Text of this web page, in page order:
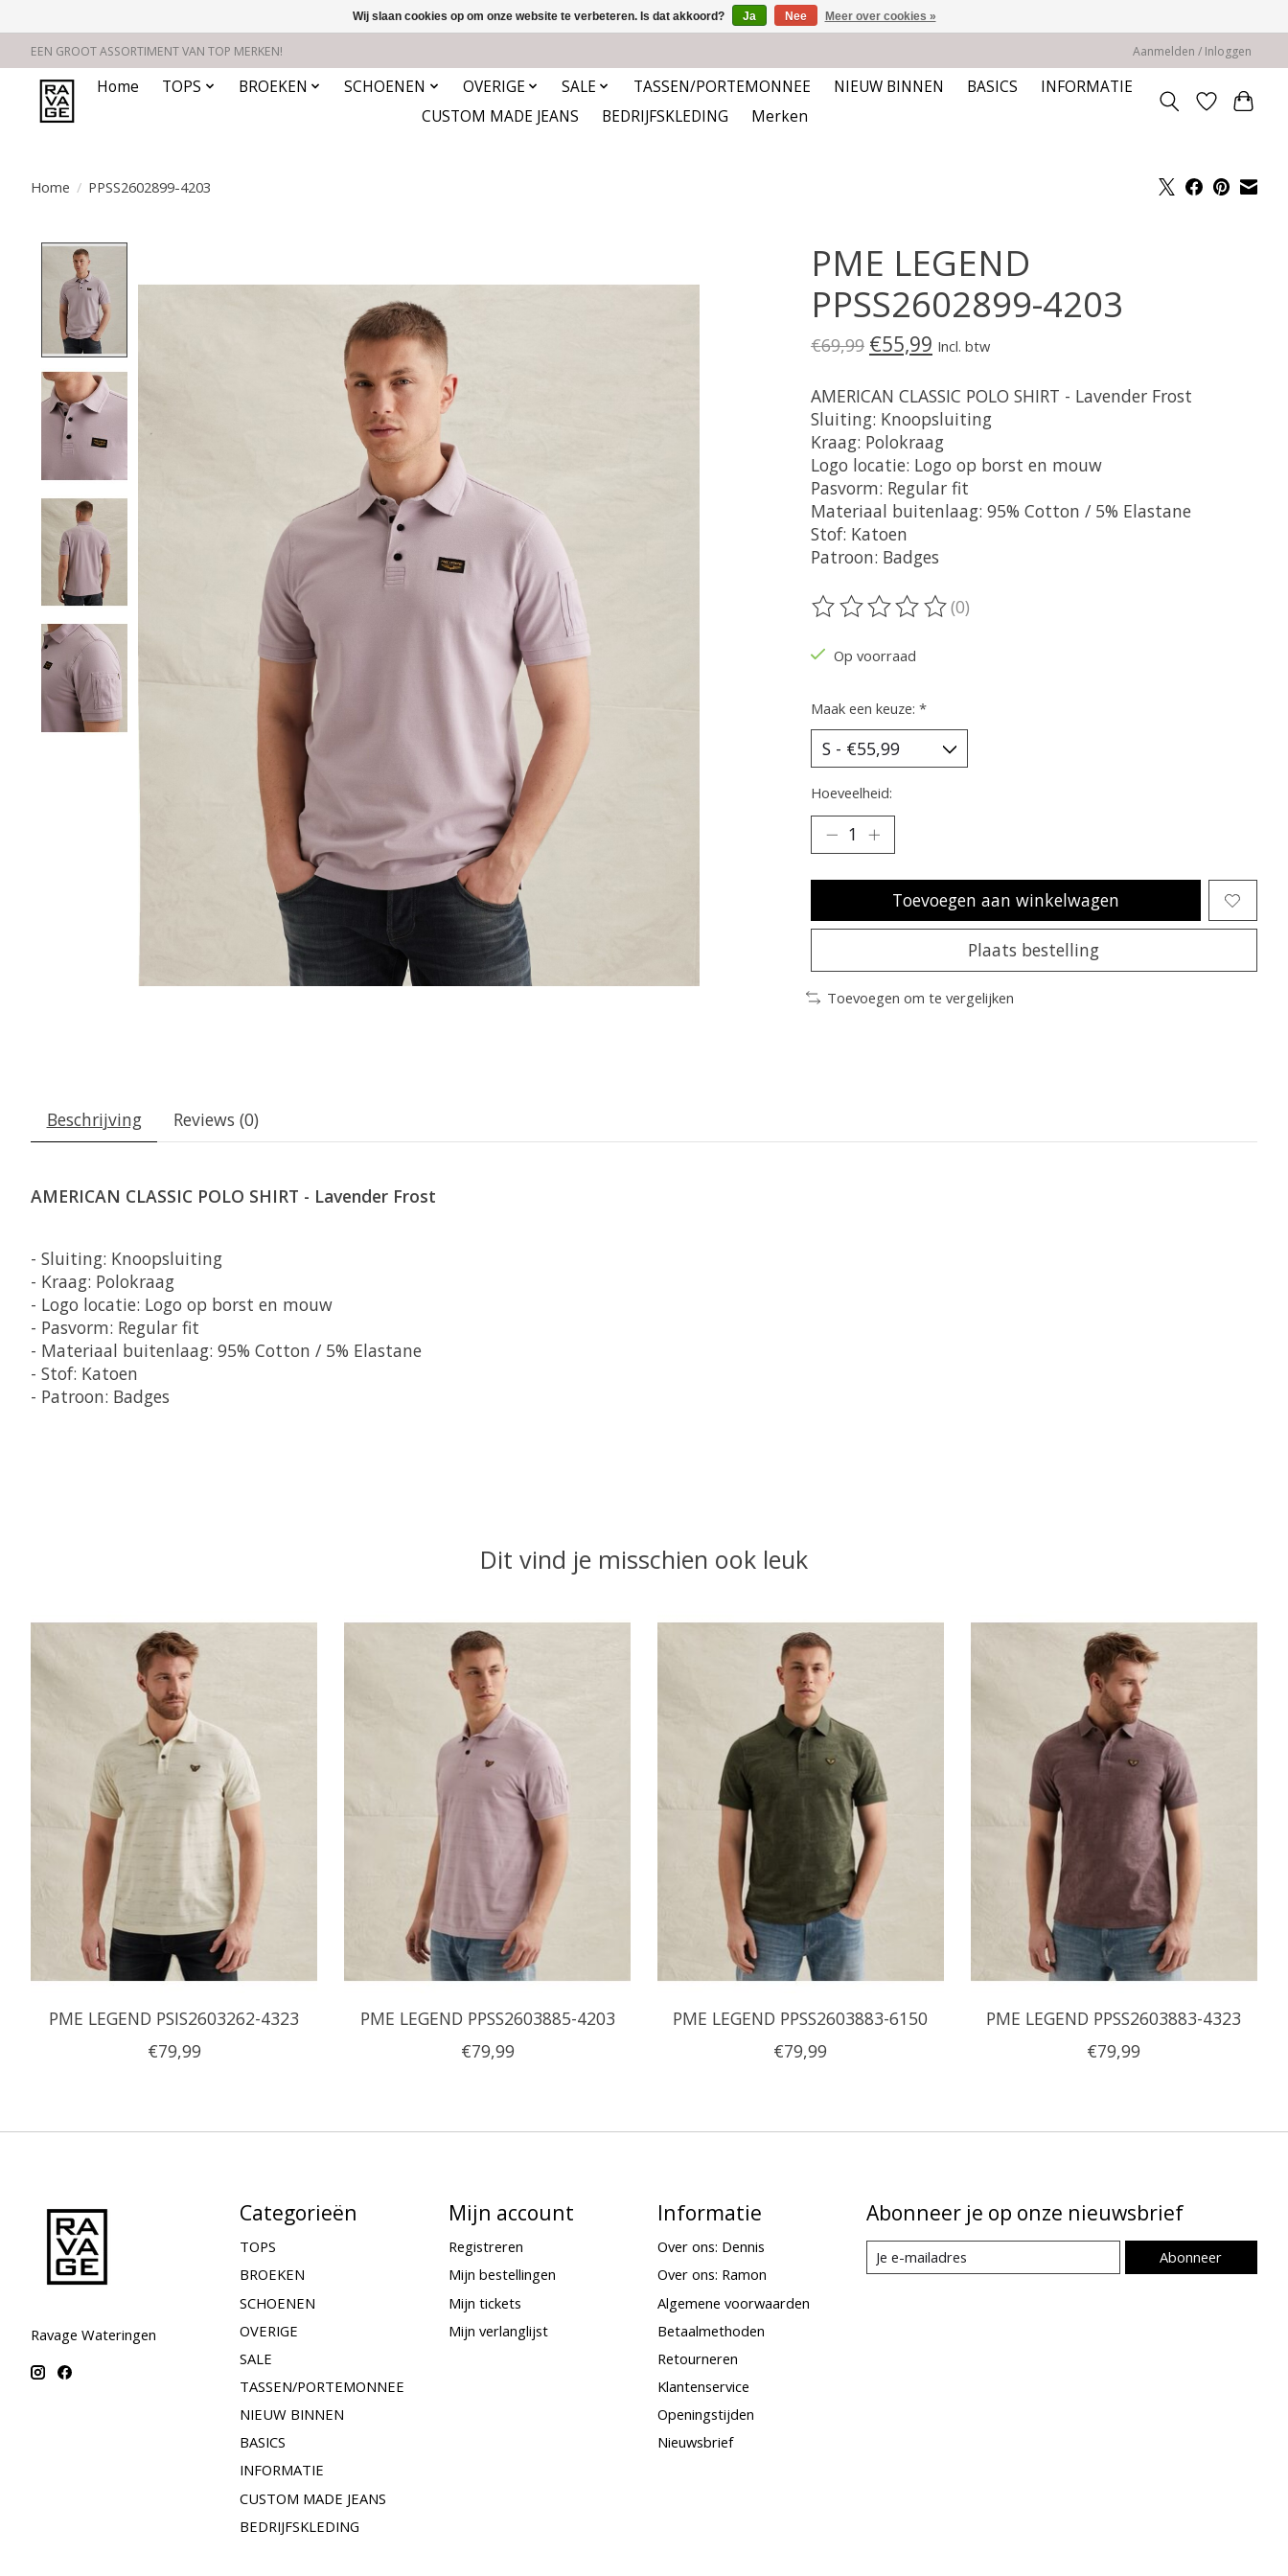
EEN GROOT ASSORTIMENT VAN TOP MERKEN! Aanmelden / Inloggen
Home TOPS BROEKEN SCHOENEN OVERIGE SALE TASSEN/PORTEMONNEE NIEUW BINNEN BASICS
INFORMATIE
CUSTOM MADE JEANS
BEDRIJFSKLEDING Merken
Home / PPSS2602899-4203
PME LEGEND
PPSS2602899-4203
€69,99 €55,99 Incl. btw
AMERICAN CLASSIC POLO SHIRT - Lavender Frost
Sluiting: Knoopsluiting
Kraag: Polokraag
Logo locatie: Logo op borst en mouw
Pasvorm: Regular fit
Materiaal buitenlaag: 95% Cotton / 5% Elastane
Stof: Katoen
Patroon: Badges
De beoordeling van dit product is
(0)
Op voorraad
Maak een keuze: *
Hoeveelheid:
Toevoegen aan winkelwagen
Plaats bestelling
Toevoegen om te vergelijken
Beschrijving Reviews (0)
AMERICAN CLASSIC POLO SHIRT - Lavender Frost
- Sluiting: Knoopsluiting
- Kraag: Polokraag
- Logo locatie: Logo op borst en mouw
- Pasvorm: Regular fit
- Materiaal buitenlaag: 95% Cotton / 5% Elastane
- Stof: Katoen
- Patroon: Badges
Dit vind je misschien ook leuk
Items van productcarrousel
PME LEGEND PSIS2603262-4323
€79,99
PME LEGEND PPSS2603885-4203
€79,99
PME LEGEND PPSS2603883-6150
€79,99
PME LEGEND PPSS2603883-4323
€79,99
Ravage Wateringen
Categorieën
TOPS
BROEKEN
SCHOENEN
OVERIGE
SALE
TASSEN/PORTEMONNEE
NIEUW BINNEN
BASICS
INFORMATIE
CUSTOM MADE JEANS
BEDRIJFSKLEDING
Mijn account
Registreren
Mijn bestellingen
Mijn tickets
Mijn verlanglijst
Informatie
Over ons: Dennis
Over ons: Ramon
Algemene voorwaarden
Betaalmethoden
Retourneren
Klantenservice
Openingstijden
Nieuwsbrief
Abonneer je op onze nieuwsbrief
Abonneer
Wij slaan cookies op om onze website te verbeteren. Is dat akkoord? Ja Nee Meer over cookies »